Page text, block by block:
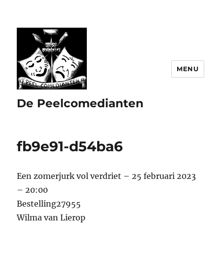
De Peelcomedianten
MENU
fb9e91-d54ba6
Een zomerjurk vol verdriet – 25 februari 2023
– 20:00
Bestelling27955
Wilma van Lierop